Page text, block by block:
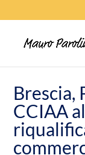
Brescia,
CCIAA